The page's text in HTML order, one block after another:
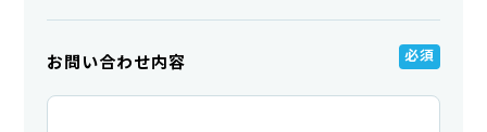
お問い合わせ内容